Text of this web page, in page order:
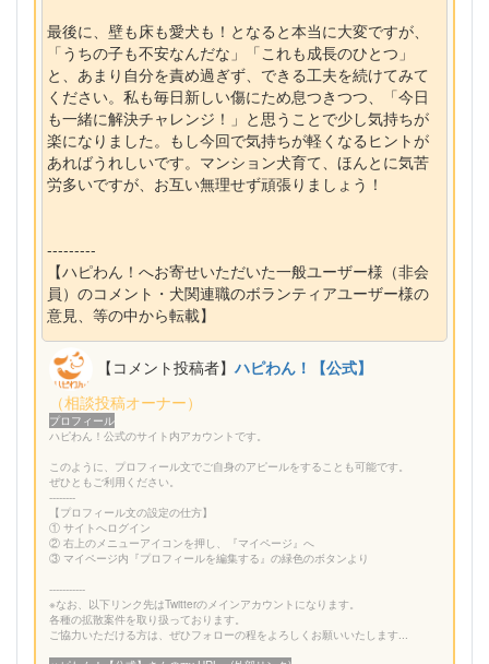
最後に、壁も床も愛犬も！となると本当に大変ですが、
「うちの子も不安なんだな」「これも成長のひとつ」
と、あまり自分を責め過ぎず、できる工夫を続けてみて
ください。私も毎日新しい傷にため息つきつつ、「今日
も一緒に解決チャレンジ！」と思うことで少し気持ちが
楽になりました。もし今回で気持ちが軽くなるヒントが
あればうれしいです。マンション犬育て、ほんとに気苦
労多いですが、お互い無理せず頑張りましょう！
---------
【ハピわん！へお寄せいただいた一般ユーザー様（非会
員）のコメント・犬関連職のボランティアユーザー様の
意見、等の中から転載】
【コメント投稿者】ハピわん！【公式】
（相談投稿オーナー）
プロフィール
ハピわん！公式のサイト内アカウントです。
このように、プロフィール文でご自身のアピールをすることも可能です。
ぜひともご利用ください。
--------
【プロフィール文の設定の仕方】
① サイトへログイン
② 右上のメニューアイコンを押し、『マイページ』へ
③ マイページ内『プロフィールを編集する』の緑色のボタンより
-----------
※なお、以下リンク先はTwitterのメインアカウントになります。
各種の拡散案件を取り扱っております。
ご協力いただける方は、ぜひフォローの程をよろしくお願いいたします...